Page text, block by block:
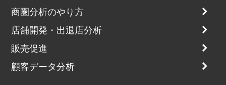
商圏分析のやり方
店舗開発・出退店分析
販売促進
顧客データ分析